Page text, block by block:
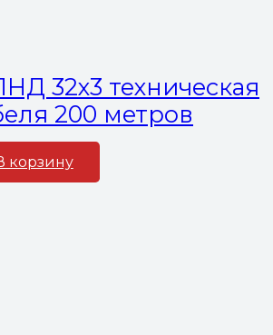
32х3 техническая
200 метров
корзину